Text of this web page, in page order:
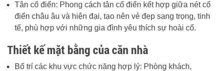
Tân cổ điển: Phong cách tân cổ điển kết hợp giữa nét cổ
điển châu âu và hiện đại, tạo nên vẻ đẹp sang trọng, tinh
tế, phù hợp với những gia đình yêu thích sự hoài cổ.
Thiết kế mặt bằng của căn nhà
Bố trí các khu vực chức năng hợp lý: Phòng khách,